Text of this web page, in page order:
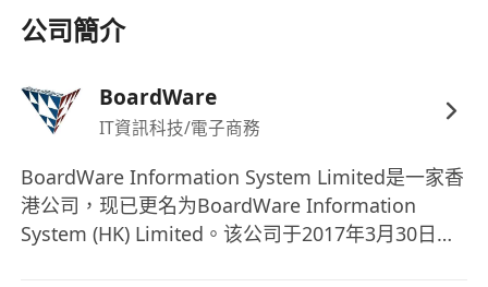
1. Higher-Diploma / Associate Degree /
Bachelor degree in Computer Science
experiences with at least 2 years post-sales
support experiences
3. Knowledge of network switching & routing:
OSPF, BGP, HSRP / VRRP, VPN, MPLS and QoS
etc is required
公司簡介
BoardWare
IT資訊科技/電子商務
BoardWare Information System Limited是一家香
港公司，现已更名为BoardWare Information
System (HK) Limited。该公司于2017年3月30日成